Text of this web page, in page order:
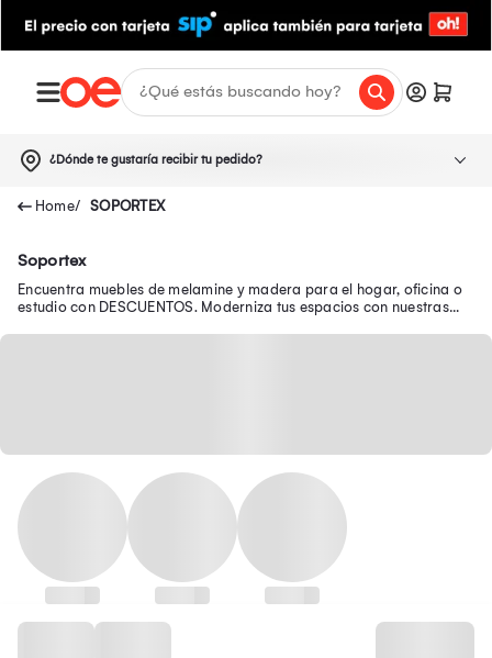
¿Dónde te gustaría recibir tu pedido?
SOPORTEX
Soportex
Encuentra muebles de melamine y madera para el hogar, oficina o
estudio con DESCUENTOS. Moderniza tus espacios con nuestras